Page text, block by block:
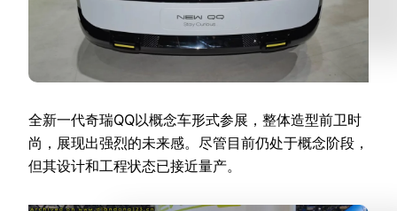
全新一代奇瑞QQ以概念车形式参展，整体造型前卫时
尚，展现出强烈的未来感。尽管目前仍处于概念阶段，
但其设计和工程状态已接近量产。